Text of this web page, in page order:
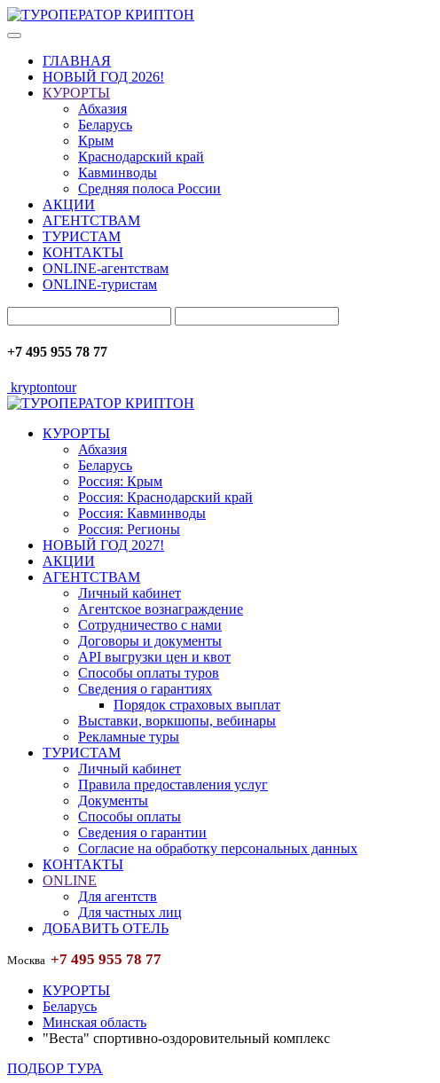
ГЛАВНАЯ
НОВЫЙ ГОД 2026!
КУРОРТЫ
Абхазия
Беларусь
Крым
Краснодарский край
Кавминводы
Средняя полоса России
АКЦИИ
АГЕНТСТВАМ
ТУРИСТАМ
КОНТАКТЫ
ONLINE-агентствам
ONLINE-туристам
+7 495 955 78 77
kryptontour
КУРОРТЫ
Абхазия
Беларусь
Россия: Крым
Россия: Краснодарский край
Россия: Кавминводы
Россия: Регионы
НОВЫЙ ГОД 2027!
АКЦИИ
АГЕНТСТВАМ
Личный кабинет
Агентское вознаграждение
Сотрудничество с нами
Договоры и документы
API выгрузки цен и квот
Способы оплаты туров
Сведения о гарантиях
Порядок страховых выплат
Выставки, воркшопы, вебинары
Рекламные туры
ТУРИСТАМ
Личный кабинет
Правила предоставления услуг
Документы
Способы оплаты
Сведения о гарантии
Согласие на обработку персональных данных
КОНТАКТЫ
ONLINE
Для агентств
Для частных лиц
ДОБАВИТЬ ОТЕЛЬ
Москва +7 495 955 78 77
КУРОРТЫ
Беларусь
Минская область
"Веста" спортивно-оздоровительный комплекс
ПОДБОР ТУРА